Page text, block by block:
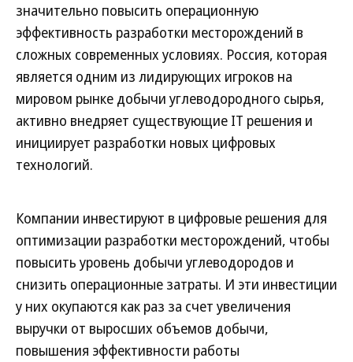
значительно повысить операционную
эффективность разработки месторождений в
сложных современных условиях. Россия, которая
является одним из лидирующих игроков на
мировом рынке добычи углеводородного сырья,
активно внедряет существующие IT решения и
инициирует разработки новых цифровых
технологий.
Компании инвестируют в цифровые решения для
оптимизации разработки месторождений, чтобы
повысить уровень добычи углеводородов и
снизить операционные затраты. И эти инвестиции
у них окупаются как раз за счет увеличения
выручки от выросших объемов добычи,
повышения эффективности работы